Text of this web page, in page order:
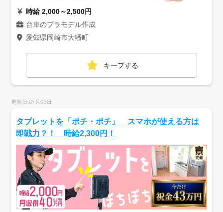
時給 2,000～2,500円
台車のプラモデル作成
愛知県岡崎市大幡町
キープする
更新日:07月03日
タブレットを「ポチ・ポチ」 スマホが使える方は
即戦力？！ 時給2,300円！